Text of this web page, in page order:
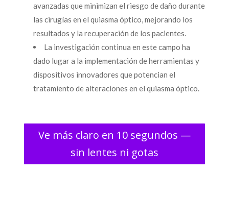
avanzadas que minimizan el riesgo de daño durante
las cirugías en el quiasma óptico, mejorando los
resultados y la recuperación de los pacientes.
La investigación continua en este campo ha
dado lugar a la implementación de herramientas y
dispositivos innovadores que potencian el
tratamiento de alteraciones en el quiasma óptico.
Ve más claro en 10 segundos —
sin lentes ni gotas